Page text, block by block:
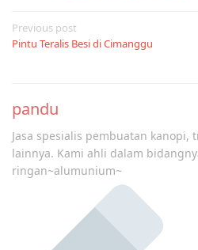
Post
navigation
Previous post
Pintu Teralis Besi di Cimanggu
pandu
Jasa spesialis pembuatan kanopi,
lainnya. Kami ahli dalam
ringan~alumunium~